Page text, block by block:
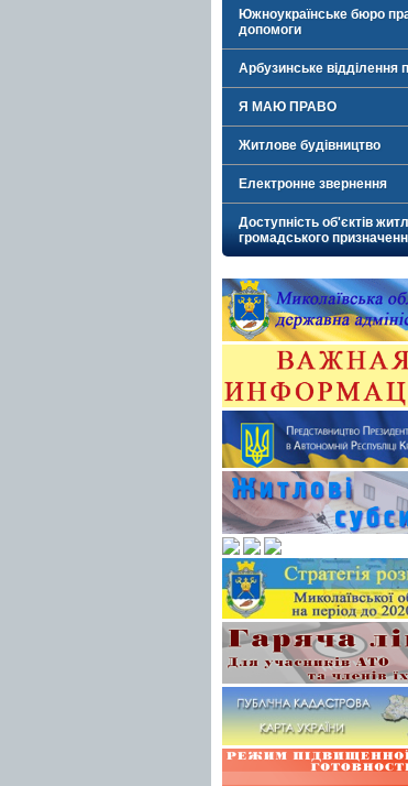
Южноукраїнське бюро
допомоги
Арбузинське відділення
Я МАЮ ПРАВО
Житлове будівництво
Електронне звернення
Доступність об'єктів
громадського